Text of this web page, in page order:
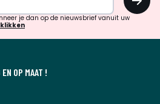
verrassingen?
je dan op de nieuwsbrief vanuit uw
OP MAAT !